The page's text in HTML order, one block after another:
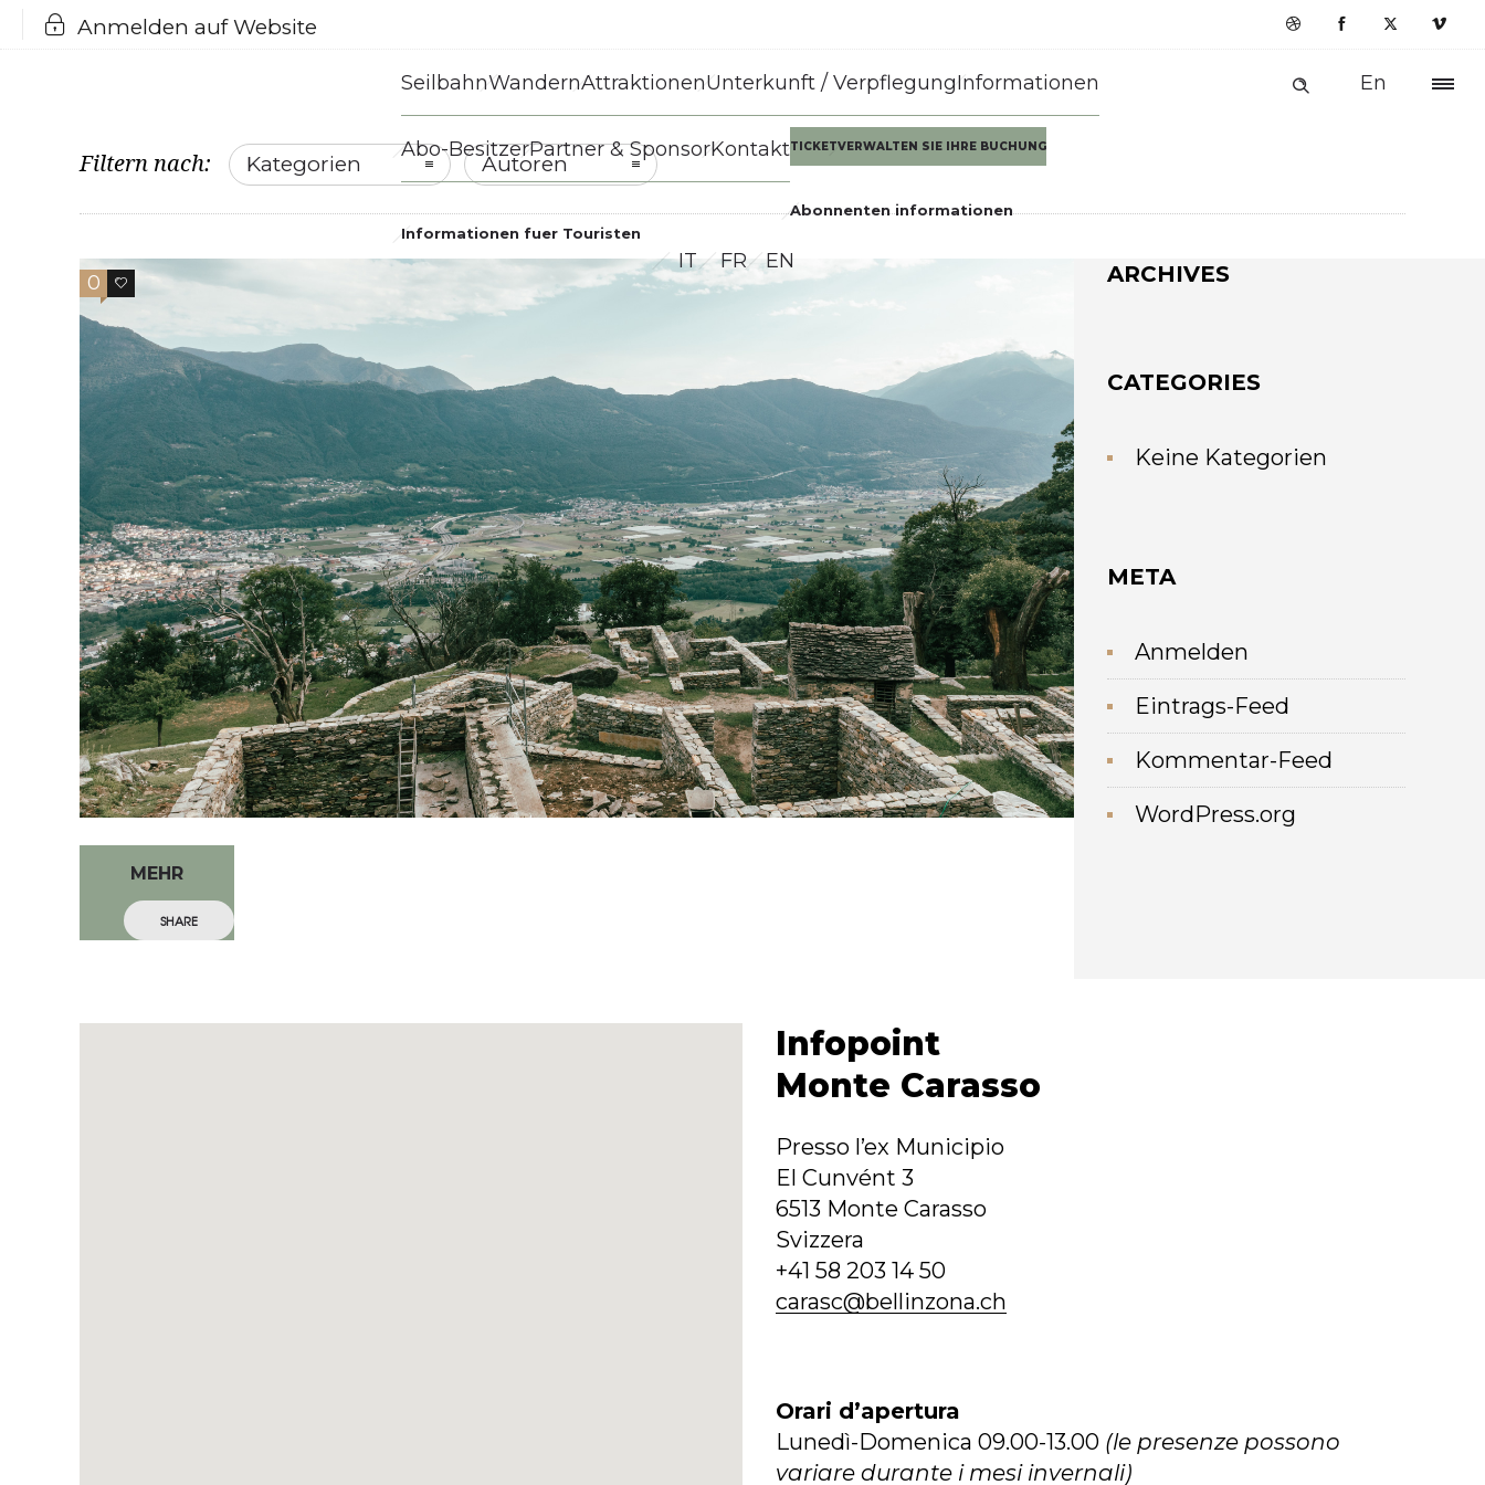
Anmelden auf Website
En
SeilbahnWandernAttraktionenUnterkunft / VerpflegungInformationen
Abo-BesitzerPartner & SponsorKontaktTICKETVERWALTEN SIE IHRE BUCHUNG
Abonnenten informationen
Informationen fuer Touristen
IT FR EN
Filtern nach: Kategorien Autoren
0 0
MEHR
SHARE
ARCHIVES
CATEGORIES
Keine Kategorien
META
Anmelden
Eintrags-Feed
Kommentar-Feed
WordPress.org
Infopoint
Monte Carasso
Presso l’ex Municipio
El Cunvént 3
6513 Monte Carasso
Svizzera
+41 58 203 14 50
carasc@bellinzona.ch
Orari d’apertura
Lunedì-Domenica 09.00-13.00 (le presenze possono
variare durante i mesi invernali)